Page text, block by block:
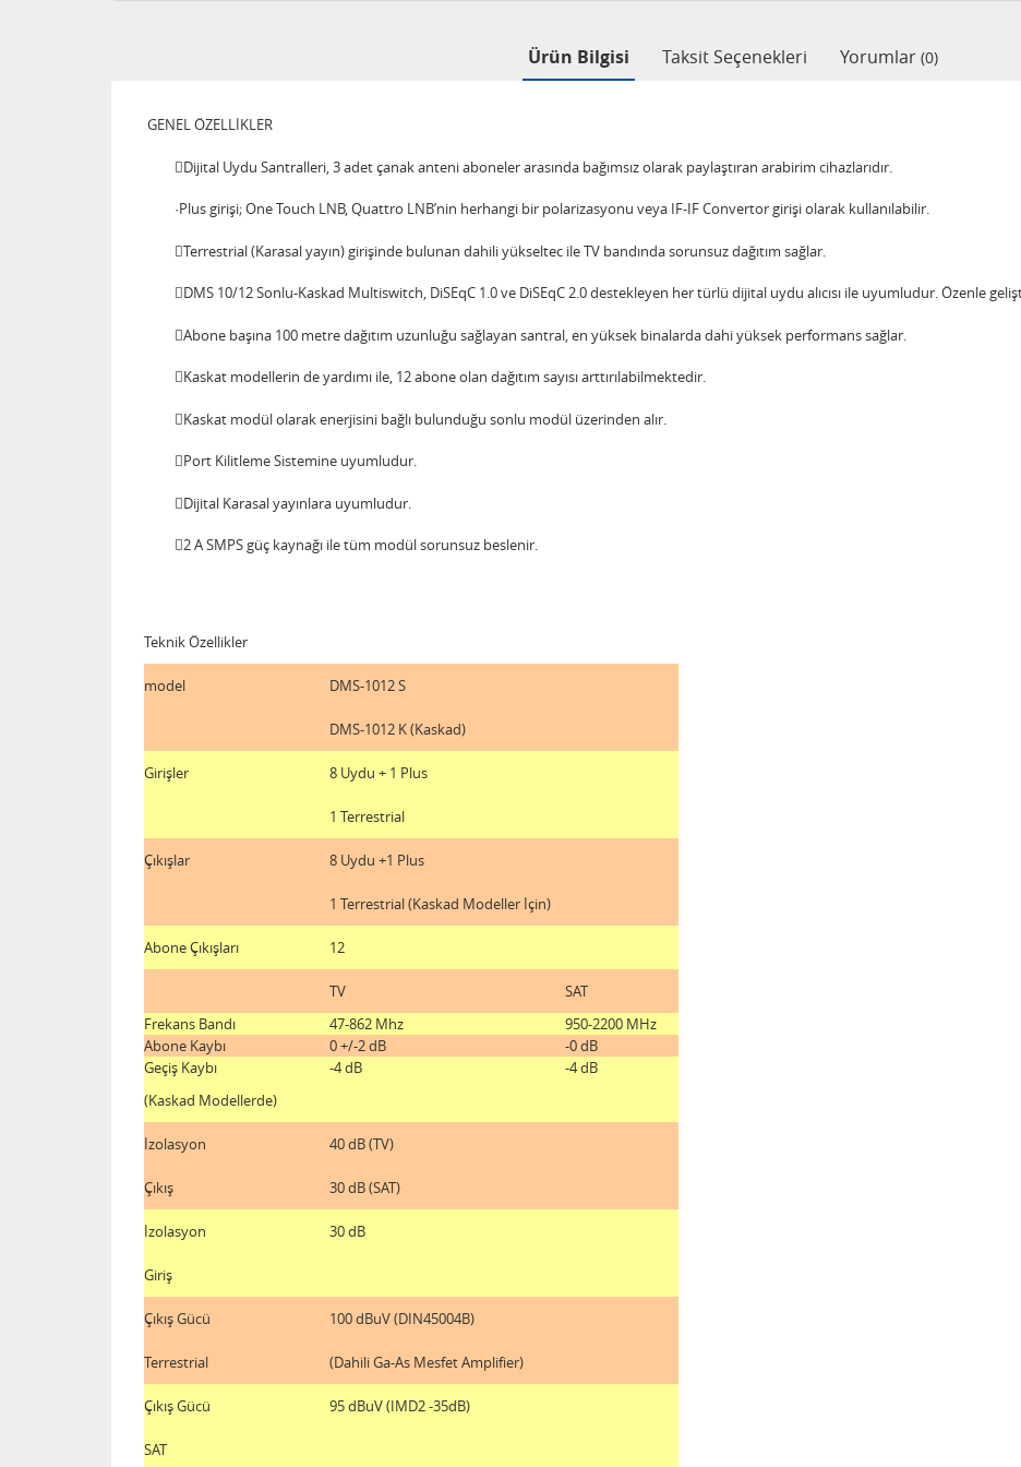
Ürün Bilgisi Taksit Seçenekleri Yorumlar (0)
GENEL ÖZELLİKLER
Dijital Uydu Santralleri, 3 adet çanak anteni aboneler arasında bağımsız olarak paylaştıran arabirim cihazlarıdır.
·Plus girişi; One Touch LNB, Quattro LNB’nin herhangi bir polarizasyonu veya IF-IF Convertor girişi olarak kullanılabilir.
Terrestrial (Karasal yayın) girişinde bulunan dahili yükseltec ile TV bandında sorunsuz dağıtım sağlar.
DMS 10/12 Sonlu-Kaskad Multiswitch, DiSEqC 1.0 ve DiSEqC 2.0 destekleyen her türlü dijital uydu alıcısı ile uyumludur. Özenle
Abone başına 100 metre dağıtım uzunluğu sağlayan santral, en yüksek binalarda dahi yüksek performans sağlar.
Kaskat modellerin de yardımı ile, 12 abone olan dağıtım sayısı arttırılabilmektedir.
Kaskat modül olarak enerjisini bağlı bulunduğu sonlu modül üzerinden alır.
Port Kilitleme Sistemine uyumludur.
Dijital Karasal yayınlara uyumludur.
2 A SMPS güç kaynağı ile tüm modül sorunsuz beslenir.
Teknik Özellikler
model DMS-1012 S
DMS-1012 K (Kaskad)
Girişler 8 Uydu + 1 Plus
1 Terrestrial
Çıkışlar 8 Uydu +1 Plus
1 Terrestrial (Kaskad Modeller İçin)
Abone Çıkışları 12
TV
SAT
Frekans Bandı
47-862 Mhz
950-2200 MHz
Abone Kaybı
0 +/-2 dB
-0 dB
Geçiş Kaybı
-4 dB
-4 dB
(Kaskad Modellerde)
İzolasyon 40 dB (TV)
Çıkış 30 dB (SAT)
İzolasyon 30 dB
Giriş
Çıkış Gücü 100 dBuV (DIN45004B)
Terrestrial (Dahili Ga-As Mesfet Amplifier)
Çıkış Gücü 95 dBuV (IMD2 -35dB)
SAT